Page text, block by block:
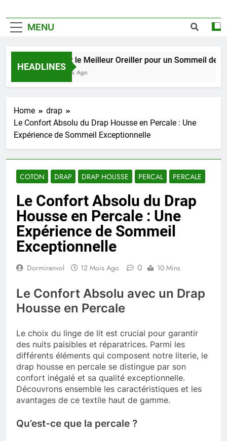
MENU
HEADLINES
Trouvez le Meilleur Oreiller pour un Sommeil de
2 Semaines Ago
Home
drap
Le Confort Absolu du Drap Housse en Percale : Une
Expérience de Sommeil Exceptionnelle
COTON DRAP DRAP HOUSSE PERCAL PERCALE
Le Confort Absolu du Drap
Housse en Percale : Une
Expérience de Sommeil
Exceptionnelle
Dormirenvol 12 Mois Ago 0 10 Mins
Le Confort Absolu avec un Drap
Housse en Percale
Le choix du linge de lit est crucial pour garantir
des nuits paisibles et réparatrices. Parmi les
différents éléments qui composent notre literie, le
drap housse en percale se distingue par son
confort inégalé et sa qualité exceptionnelle.
Découvrons ensemble les caractéristiques et les
avantages de ce textile haut de gamme.
Qu’est-ce que la percale ?